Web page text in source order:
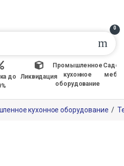
0
до
Ликвидация
Промышленное
кухонное
оборудование
кухонное оборудование /